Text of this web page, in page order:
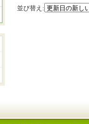
並び替え: